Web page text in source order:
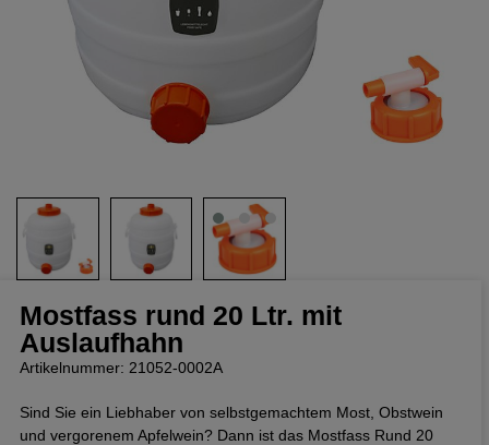
Mostfass rund 20 Ltr. mit
Auslaufhahn
Artikelnummer: 21052-0002A
Sind Sie ein Liebhaber von selbstgemachtem Most, Obstwein
und vergorenem Apfelwein? Dann ist das Mostfass Rund 20